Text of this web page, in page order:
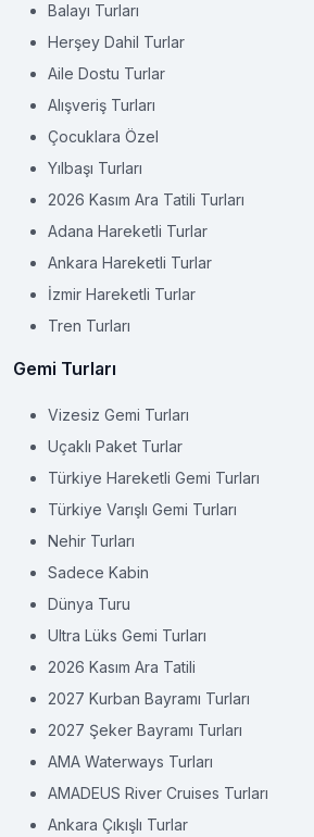
Balayı Turları
Herşey Dahil Turlar
Aile Dostu Turlar
Alışveriş Turları
Çocuklara Özel
Yılbaşı Turları
2026 Kasım Ara Tatili Turları
Adana Hareketli Turlar
Ankara Hareketli Turlar
İzmir Hareketli Turlar
Tren Turları
Gemi Turları
Vizesiz Gemi Turları
Uçaklı Paket Turlar
Türkiye Hareketli Gemi Turları
Türkiye Varışlı Gemi Turları
Nehir Turları
Sadece Kabin
Dünya Turu
Ultra Lüks Gemi Turları
2026 Kasım Ara Tatili
2027 Kurban Bayramı Turları
2027 Şeker Bayramı Turları
AMA Waterways Turları
AMADEUS River Cruises Turları
Ankara Çıkışlı Turlar